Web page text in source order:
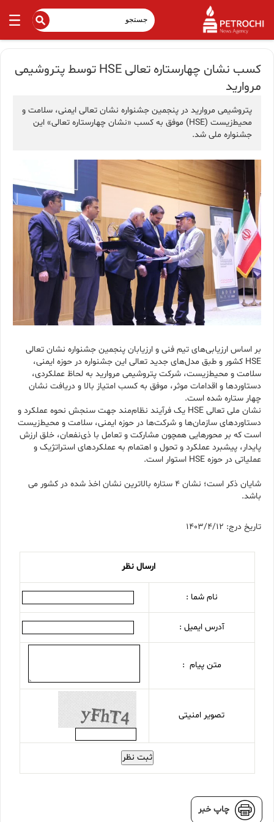
کسب نشان چهارستاره تعالی HSE توسط پتروشیمی
مروارید
پتروشیمی مروارید در پنجمین جشنواره نشان تعالی ایمنی، سلامت و
محیط‌زیست (HSE) موفق به کسب «نشان چهارستاره تعالی» این
جشنواره ملی شد.
بر اساس ارزیابی‌های تیم فنی و ارزیابان پنجمین جشنواره نشان تعالی
HSE کشور و طبق مدل‌های جدید تعالی این جشنواره در حوزه ایمنی،
سلامت و محیط‌زیست، شرکت پتروشیمی مروارید به لحاظ عملکردی،
دستاوردها و اقدامات موثر، موفق به کسب امتیاز بالا و دریافت نشان
چهار ستاره شده است.
نشان ملی تعالی HSE یک فرآیند نظام‌‌مند جهت سنجش نحوه عملکرد و
دستاوردهای سازمان‌ها و شرکت‌ها در حوزه ایمنی، سلامت و محیط‌زیست
است که بر محورهایی همچون مشارکت و تعامل با ذی‌نفعان، خلق ارزش
پایدار، پیشبرد عملکرد و تحول و اهتمام به عملکردهای استراتژیک و
عملیاتی در حوزه HSE استوار است.
شایان ذکر است؛ نشان 4 ستاره بالاترین نشان اخذ شده در کشور می
باشد.
تاریخ درج: 1403/4/12
ارسال نظر
نام شما :
آدرس ایمیل :
متن پیام :
تصویر امنیتی
ثبت نظر
چاپ خبر